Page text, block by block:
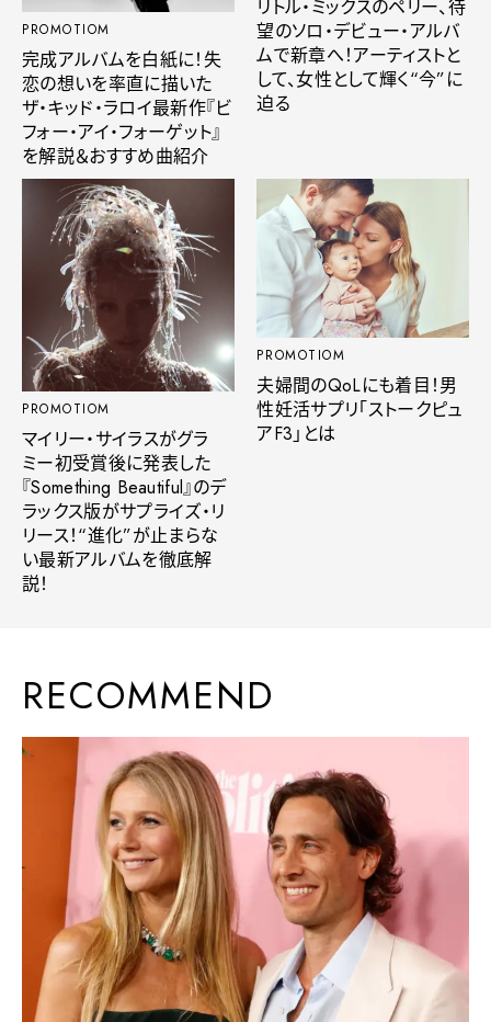
PROMOTIOM
完成アルバムを白紙に！失
恋の想いを率直に描いた
ザ・キッド・ラロイ最新作『ビ
フォー・アイ・フォーゲット』
を解説＆おすすめ曲紹介
リトル・ミックスのペリー、待
望のソロ・デビュー・アルバ
ムで新章へ！アーティストと
して、女性として輝く“今”に
迫る
PROMOTIOM
マイリー・サイラスがグラ
ミー初受賞後に発表した
『Something Beautiful』のデ
ラックス版がサプライズ・リ
リース！“進化”が止まらな
い最新アルバムを徹底解
説！
PROMOTIOM
夫婦間のQoLにも着目！男
性妊活サプリ「ストークピュ
アF3」とは
RECOMMEND